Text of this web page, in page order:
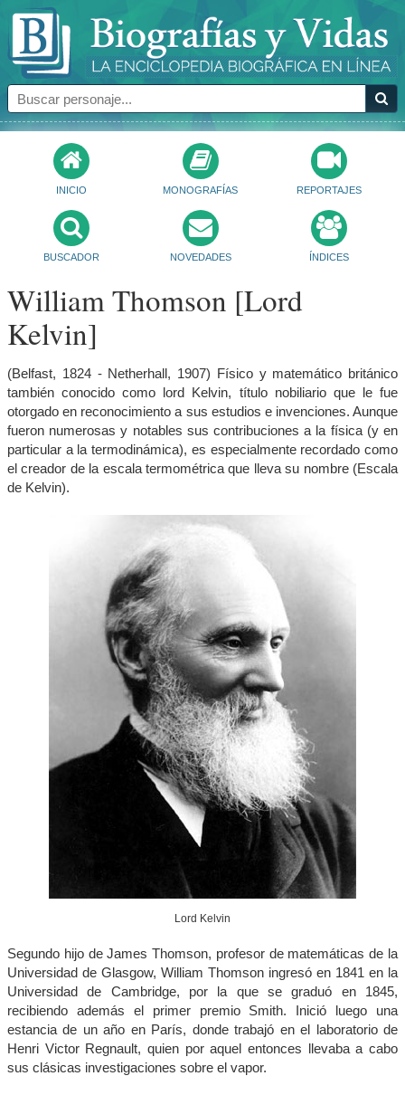
INICIO MONOGRAFÍAS REPORTAJES
BUSCADOR NOVEDADES ÍNDICES
William Thomson [Lord
Kelvin]
(Belfast, 1824 - Netherhall, 1907) Físico y matemático británico
también conocido como lord Kelvin, título nobiliario que le fue
otorgado en reconocimiento a sus estudios e invenciones. Aunque
fueron numerosas y notables sus contribuciones a la física (y en
particular a la termodinámica), es especialmente recordado como
el creador de la escala termométrica que lleva su nombre (Escala
de Kelvin).
Lord Kelvin
Segundo hijo de James Thomson, profesor de matemáticas de la
Universidad de Glasgow, William Thomson ingresó en 1841 en la
Universidad de Cambridge, por la que se graduó en 1845,
recibiendo además el primer premio Smith. Inició luego una
estancia de un año en París, donde trabajó en el laboratorio de
Henri Victor Regnault, quien por aquel entonces llevaba a cabo
sus clásicas investigaciones sobre el vapor.